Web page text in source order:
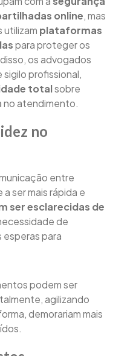
online, mas
utilizam plataformas
para proteger os
os advogados
sigilo profissional,
totalsobre
no atendimento.
no
entre
ser mais rápida e
ser esclarecidas de
de
para
podem ser
agilizando
demorariam mais